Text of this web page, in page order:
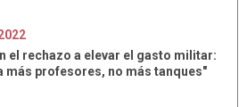
el rechazo a elevar el gasto militar:
más profesores, no más tanques"